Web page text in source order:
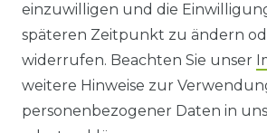
IMPRESSUM
AGB UND
DATENSCHUTZERKLÄRUNG
einzuwilligen und die
späteren Zeitpunkt zu ändern
widerrufen. Beachten Sie unser
weitere Hinweise zur
personenbezogener Daten in